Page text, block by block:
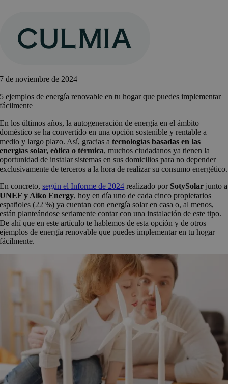
contenido
7 de noviembre de 2024
5 ejemplos de energía renovable en tu hogar que puedes implementar
fácilmente
En los últimos años, la autogeneración de energía en el ámbito
doméstico se ha convertido en una opción sostenible y rentable a
medio y largo plazo. Así, gracias atecnologías basadas en las
energías solar, eólica o térmica, muchos ciudadanos ya tienen la
oportunidad de instalar sistemas en sus domicilios para no depender
exclusivamente de terceros a la hora de realizar su consumo energético.
En concreto,según el Informe de 2024 realizado por SotySolar junto a
UNEF y Aiko Energy, hoy en día uno de cada cinco propietarios
españoles (22 %) ya cuentan con energía solar en casa o, al menos,
están planteándose seriamente contar con una instalación de este tipo.
De ahí que en este artículo te hablemos de esta opción y de otros
ejemplos de energía renovable que puedes implementar en tu hogar
fácilmente.